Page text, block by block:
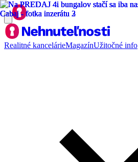
Realitné kancelárieMagazínUžitočné info